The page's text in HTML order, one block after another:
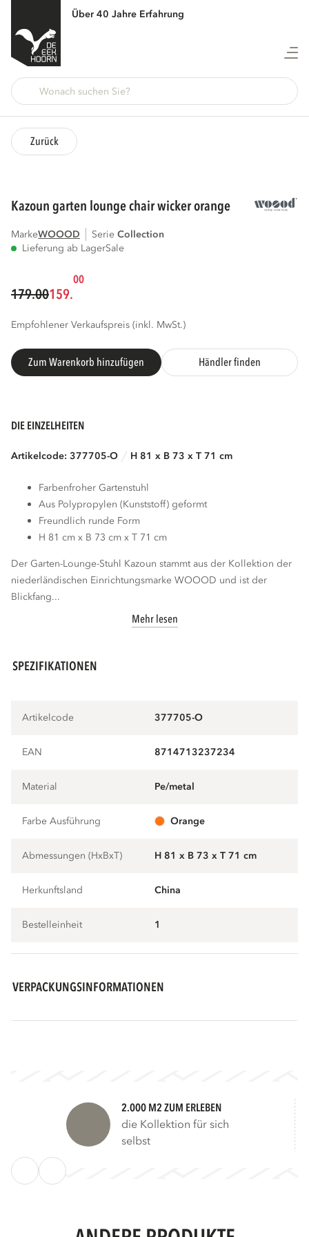
Über 40 Jahre Erfahrung
Zurück
kazoun garten lounge chair wicker orange
MarkeWOOOD Serie
collection
Lieferung ab LagerSale
179.00159.
00
Empfohlener Verkaufspreis (inkl. MwSt.)
Zum Warenkorb hinzufügen Händler finden
DIE EINZELHEITEN
Artikelcode: 377705-O H 81 x B 73 x T 71 cm
Farbenfroher Gartenstuhl
Aus Polypropylen (Kunststoff) geformt
Freundlich runde Form
H 81 cm x B 73 cm x T 71 cm
Der Garten-Lounge-Stuhl Kazoun stammt aus der Kollektion der
niederländischen Einrichtungsmarke WOOOD und ist der
Blickfang...
Mehr lesen
SPEZIFIKATIONEN
Artikelcode 377705-O
EAN 8714713237234
Material pe/metal
Farbe Ausführung orange
Abmessungen (HxBxT) H 81 x B 73 x T 71 cm
Herkunftsland China
Bestelleinheit 1
VERPACKUNGSINFORMATIONEN
2.000 M2 ZUM ERLEBEN
die Kollektion für sich
selbst